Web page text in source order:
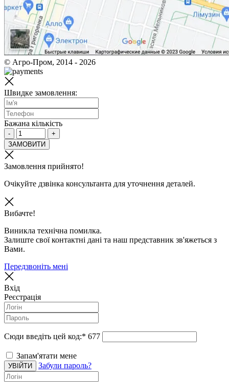
© Агро-Пром, 2014 - 2026
Швидке замовлення:
Бажана кількість
-
+
ЗАМОВИТИ
Замовлення прийнято!
Очікуйте дзвінка консультанта для уточнення деталей.
Вибачте!
Виникла технічна помилка.
Залиште свої контактні дані та наш представник зв'яжеться з
Вами.
Передзвоніть мені
Вхід
Реєстрація
Сюди введіть цей код:* 677
Запам'ятати мене
УВІЙТИ Забули пароль?